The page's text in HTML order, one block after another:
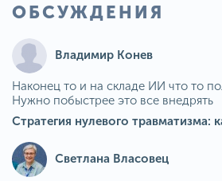
ОБСУЖДЕНИЯ
Владимир Конев
Наконец то и на складе ИИ что то
Нужно побыстрее это все внедрять
Светлана Власовец